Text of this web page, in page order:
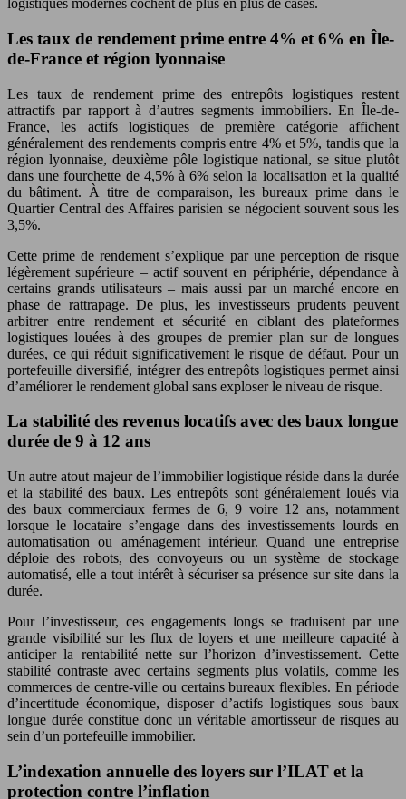
logistiques modernes cochent de plus en plus de cases.
Les taux de rendement prime entre 4% et 6% en Île-
de-France et région lyonnaise
Les taux de rendement prime des entrepôts logistiques restent
attractifs par rapport à d’autres segments immobiliers. En Île-de-
France, les actifs logistiques de première catégorie affichent
généralement des rendements compris entre 4% et 5%, tandis que la
région lyonnaise, deuxième pôle logistique national, se situe plutôt
dans une fourchette de 4,5% à 6% selon la localisation et la qualité
du bâtiment. À titre de comparaison, les bureaux prime dans le
Quartier Central des Affaires parisien se négocient souvent sous les
3,5%.
Cette prime de rendement s’explique par une perception de risque
légèrement supérieure – actif souvent en périphérie, dépendance à
certains grands utilisateurs – mais aussi par un marché encore en
phase de rattrapage. De plus, les investisseurs prudents peuvent
arbitrer entre rendement et sécurité en ciblant des plateformes
logistiques louées à des groupes de premier plan sur de longues
durées, ce qui réduit significativement le risque de défaut. Pour un
portefeuille diversifié, intégrer des entrepôts logistiques permet ainsi
d’améliorer le rendement global sans exploser le niveau de risque.
La stabilité des revenus locatifs avec des baux longue
durée de 9 à 12 ans
Un autre atout majeur de l’immobilier logistique réside dans la durée
et la stabilité des baux. Les entrepôts sont généralement loués via
des baux commerciaux fermes de 6, 9 voire 12 ans, notamment
lorsque le locataire s’engage dans des investissements lourds en
automatisation ou aménagement intérieur. Quand une entreprise
déploie des robots, des convoyeurs ou un système de stockage
automatisé, elle a tout intérêt à sécuriser sa présence sur site dans la
durée.
Pour l’investisseur, ces engagements longs se traduisent par une
grande visibilité sur les flux de loyers et une meilleure capacité à
anticiper la rentabilité nette sur l’horizon d’investissement. Cette
stabilité contraste avec certains segments plus volatils, comme les
commerces de centre-ville ou certains bureaux flexibles. En période
d’incertitude économique, disposer d’actifs logistiques sous baux
longue durée constitue donc un véritable amortisseur de risques au
sein d’un portefeuille immobilier.
L’indexation annuelle des loyers sur l’ILAT et la
protection contre l’inflation